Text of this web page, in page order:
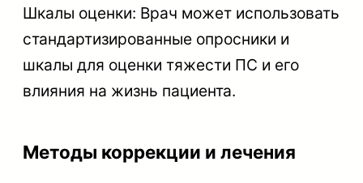
Шкалы оценки: Врач может использовать
стандартизированные опросники и
шкалы для оценки тяжести ПС и его
влияния на жизнь пациента.
Методы коррекции и лечения